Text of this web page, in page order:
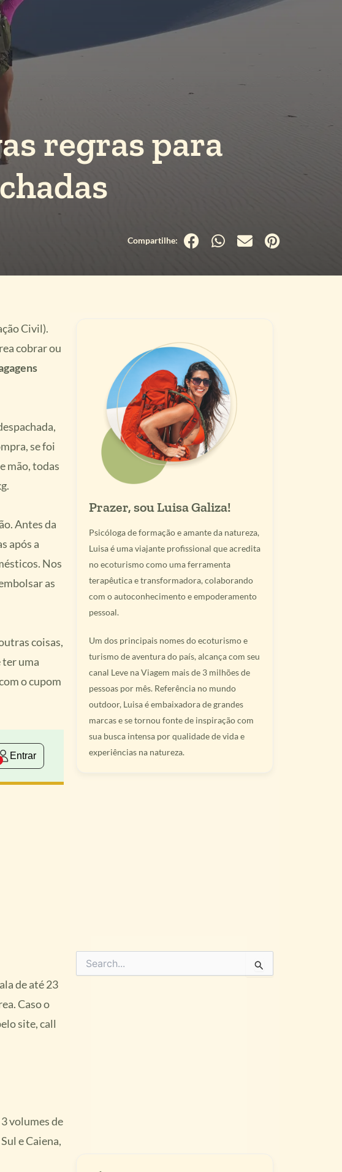
regras para
Civil).
cobrar ou
se foi
mão, todas
Antes da
após a
Nos
as
coisas,
ter uma
o cupom
de até 23
Caso o
site, call
volumes de
e Caiena,
Prazer, sou Luisa Galiza!
Psicóloga de formação e amante da natureza,
Luisa é uma viajante profissional que acredita
no ecoturismo como uma ferramenta
terapêutica e transformadora, colaborando
com o autoconhecimento e empoderamento
pessoal.
Um dos principais nomes do ecoturismo e
turismo de aventura do país, alcança com seu
canal Leve na Viagem mais de 3 milhões de
pessoas por mês. Referência no mundo
outdoor, Luisa é embaixadora de grandes
marcas e se tornou fonte de inspiração com
sua busca intensa por qualidade de vida e
experiências na natureza.
Pesquisar
por: